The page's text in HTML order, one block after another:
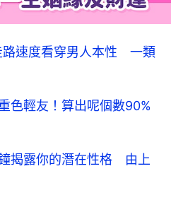
路速度看穿男人本性 一類
色輕友！算出呢個數90%
揭露你的潛在性格 由上